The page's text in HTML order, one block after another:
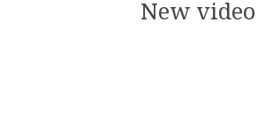
New video